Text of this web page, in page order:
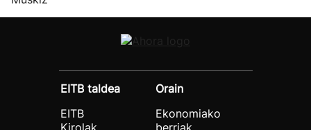
EITB taldea
EITB
Kirolak
Orain
Ekonomiako
berriak